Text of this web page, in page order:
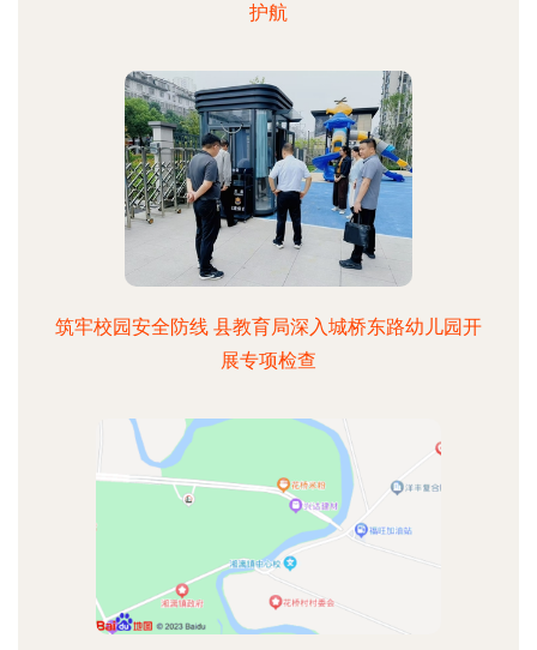
护航
筑牢校园安全防线 县教育局深入城桥东路幼儿园开
展专项检查